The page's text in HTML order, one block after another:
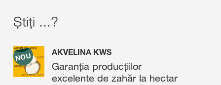
Știți ...?
AKVELINA KWS
Garanția producțiilor
excelente de zahăr la hectar